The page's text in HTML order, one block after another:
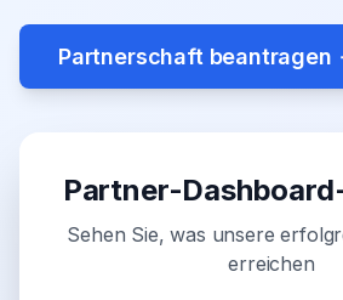
Partnerschaft beantragen
Partner-
Sehen Sie, was unsere
erreichen